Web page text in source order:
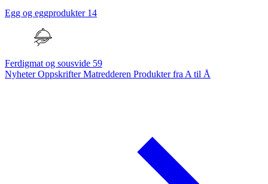
Egg og eggprodukter 14
Ferdigmat og sousvide 59
NyheterOppskrifterMatredderen Produkter fra A til Å